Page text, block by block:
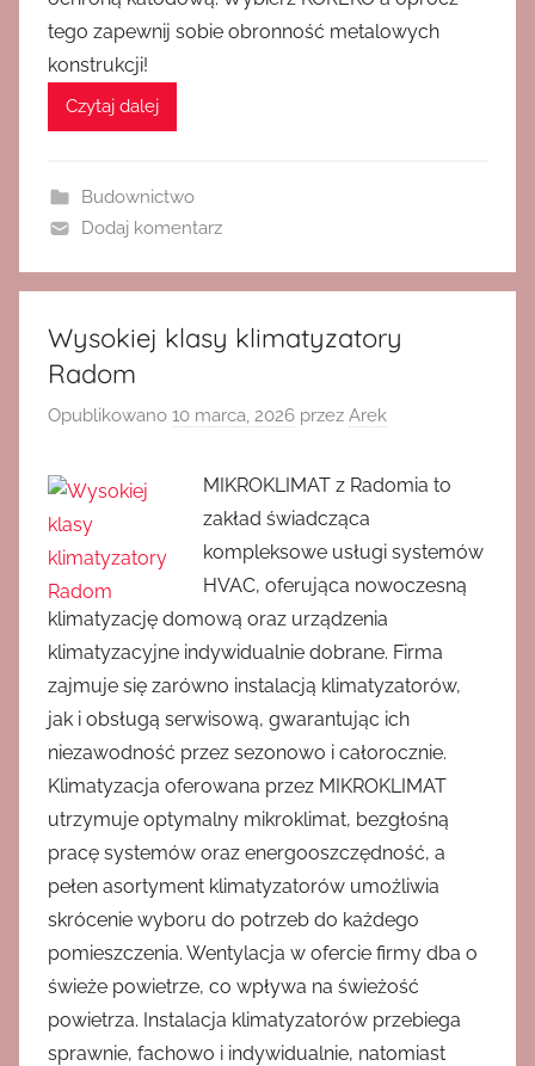
tego zapewnij sobie obronność metalowych
konstrukcji!
Czytaj dalej
Budownictwo
Dodaj komentarz
Wysokiej klasy klimatyzatory
Radom
Opublikowano 10 marca, 2026 przez Arek
MIKROKLIMAT z Radomia to
zakład świadcząca
kompleksowe usługi systemów
HVAC, oferująca nowoczesną
klimatyzację domową oraz urządzenia
klimatyzacyjne indywidualnie dobrane. Firma
zajmuje się zarówno instalacją klimatyzatorów,
jak i obsługą serwisową, gwarantując ich
niezawodność przez sezonowo i całorocznie.
Klimatyzacja oferowana przez MIKROKLIMAT
utrzymuje optymalny mikroklimat, bezgłośną
pracę systemów oraz energooszczędność, a
pełen asortyment klimatyzatorów umożliwia
skrócenie wyboru do potrzeb do każdego
pomieszczenia. Wentylacja w ofercie firmy dba o
świeże powietrze, co wpływa na świeżość
powietrza. Instalacja klimatyzatorów przebiega
sprawnie, fachowo i indywidualnie, natomiast